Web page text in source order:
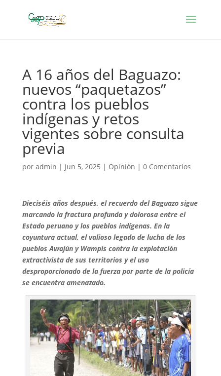
A 16 años del Baguazo:
nuevos “paquetazos”
contra los pueblos
indígenas y retos
vigentes sobre consulta
previa
por admin | Jun 5, 2025 | Opinión | 0 Comentarios
Dieciséis años después, el recuerdo del Baguazo sigue
marcando la fractura profunda y dolorosa entre el
Estado peruano y los pueblos indígenas. En la
coyuntura actual, el valioso legado de lucha de los
pueblos Awajún y Wampís contra la explotación
extractivista de sus territorios y el uso
desproporcionado de la fuerza por parte de la policía
se encuentra amenazado.